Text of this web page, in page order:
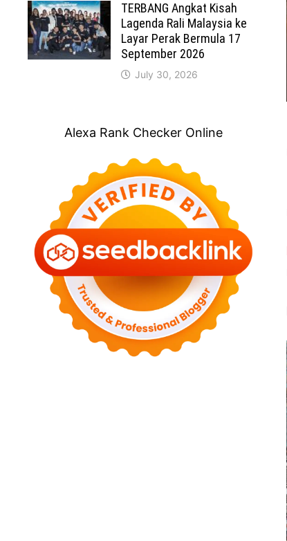
TERBANG Angkat Kisah
Lagenda Rali Malaysia ke
Layar Perak Bermula 17
September 2026
July 30, 2026
Alexa Rank Checker Online